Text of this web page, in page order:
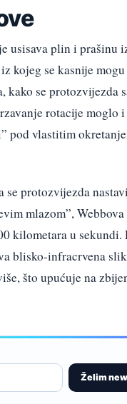
usisava plin i prašinu
kojeg se kasnije
se protozvijezda
rotacije moglo
pod vlastitim
se protozvijezda
mlazom”,
kilometara u sekundi.
blisko-infracrvena
što upućuje na
Želim